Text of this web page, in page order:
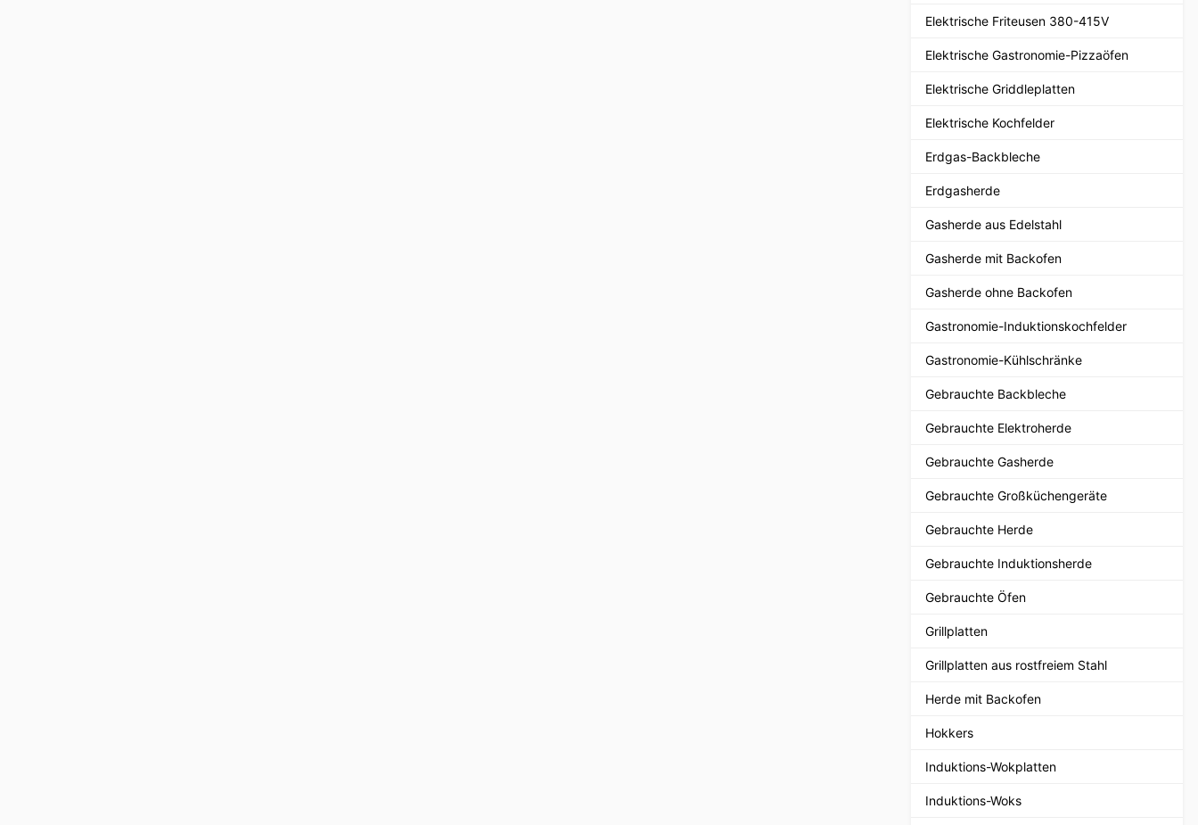
Elektrische Friteusen 380-415V
Elektrische Gastronomie-Pizzaöfen
Elektrische Griddleplatten
Elektrische Kochfelder
Erdgas-Backbleche
Erdgasherde
Gasherde aus Edelstahl
Gasherde mit Backofen
Gasherde ohne Backofen
Gastronomie-Induktionskochfelder
Gastronomie-Kühlschränke
Gebrauchte Backbleche
Gebrauchte Elektroherde
Gebrauchte Gasherde
Gebrauchte Großküchengeräte
Gebrauchte Herde
Gebrauchte Induktionsherde
Gebrauchte Öfen
Grillplatten
Grillplatten aus rostfreiem Stahl
Herde mit Backofen
Hokkers
Induktions-Wokplatten
Induktions-Woks